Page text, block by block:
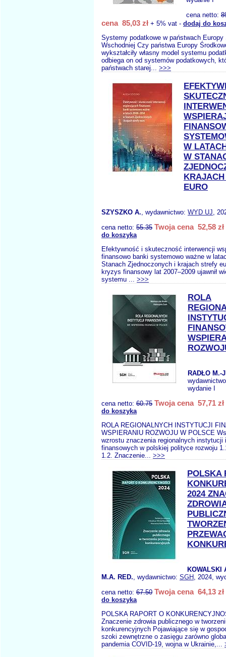
cena netto:
cena 85,03 zł + 5% vat - dodaj do
Systemy podatkowe w państwach Europy
Wschodniej Czy państwa Europy
wykształciły własny model systemu
odbiega on od systemów podatkowych,
państwach starej... >>>
W
W
EURO
SZYSZKO A., wydawnictwo: WYD UJ,
cena netto: 55.35 Twoja cena 52,58 zł
do koszyka
Efektywność i skuteczność interwencji
finansowo banki systemowo ważne w
Stanach Zjednoczonych i krajach strefy
kryzys finansowy lat 2007–2009 ujawnił
systemu ... >>>
ROLA
RADŁO M.-
wydanie I
cena netto: 60.75 Twoja cena 57,71 zł
do koszyka
ROLA REGIONALNYCH INSTYTUCJI
WSPIERANIU ROZWOJU W POLSCE
wzrostu znaczenia regionalnych instytucji
finansowych w polskiej polityce rozwoju
1.2. Znaczenie... >>>
POLSKA
2024
KOWALSKI
M.A. RED., wydawnictwo: SGH, 2024,
cena netto: 67.50 Twoja cena 64,13 zł
do koszyka
POLSKA RAPORT O
Znaczenie zdrowia publicznego w
konkurencyjnych Pojawiające się w
szoki zewnętrzne o zasięgu zarówno
pandemia COVID-19, wojna w Ukrainie,...